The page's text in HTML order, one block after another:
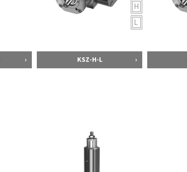
H
L
KSZ-H-L